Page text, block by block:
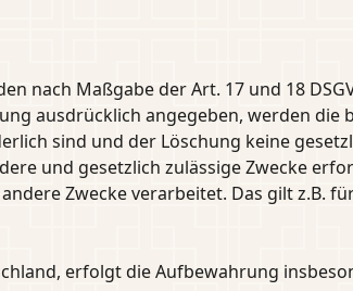
nach Maßgabe der Art. 17 und 18
ausdrücklich angegeben, werden
sind und der Löschung keine
und gesetzlich zulässige Zwecke
Zwecke verarbeitet. Das gilt z.B.
erfolgt die Aufbewahrung